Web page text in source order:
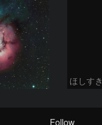
ほしすき
Follow